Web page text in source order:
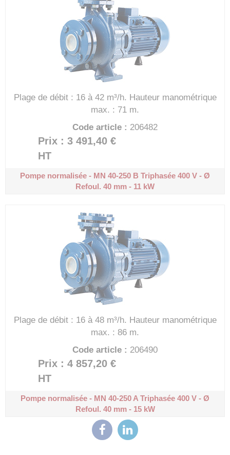
Plage de débit : 16 à 42 m³/h. Hauteur manométrique
max. : 71 m.
Code article : 206482
Prix : 3 491,40 €
HT
Pompe normalisée - MN 40-250 B Triphasée 400 V - Ø
Refoul. 40 mm - 11 kW
Plage de débit : 16 à 48 m³/h. Hauteur manométrique
max. : 86 m.
Code article : 206490
Prix : 4 857,20 €
HT
Pompe normalisée - MN 40-250 A Triphasée 400 V - Ø
Refoul. 40 mm - 15 kW